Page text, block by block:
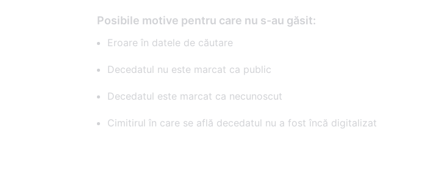
Posibile motive pentru care nu s-au găsit:
Eroare în datele de căutare
Decedatul nu este marcat ca public
Decedatul este marcat ca necunoscut
Cimitirul în care se află decedatul nu a fost încă digitalizat